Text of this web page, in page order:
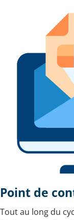
Point de
Tout au long du